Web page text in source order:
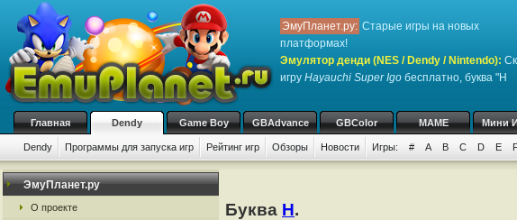
ЭмуПланет.ру: Старые игры на новых
платформах!
Эмулятор денди (NES / Dendy / Nintendo):
игру Hayauchi Super Igo бесплатно, буква "H
Главная Dendy Game Boy GBAdvance GBColor MAME Мини
Dendy Программы для запуска игр Рейтинг игр Обзоры Новости Игры: # A B C D E
ЭмуПланет.ру
О проекте Буква H.